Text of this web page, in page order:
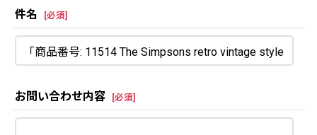
件名 [必須]
お問い合わせ内容 [必須]